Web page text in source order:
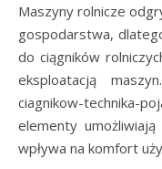
Maszyny rolnicze odgrywają ważną rolę w codziennej pracy
gospodarstwa,
do ciągników
eksploatacją
ciagnikow-
elementy
wpływa na komfort